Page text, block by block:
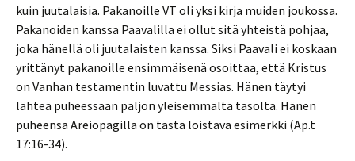
kuin juutalaisia. Pakanoille VT oli yksi kirja muiden joukossa.
Pakanoiden kanssa Paavalilla ei ollut sitä yhteistä pohjaa,
joka hänellä oli juutalaisten kanssa. Siksi Paavali ei koskaan
yrittänyt pakanoille ensimmäisenä osoittaa, että Kristus
on Vanhan testamentin luvattu Messias. Hänen täytyi
lähteä puheessaan paljon yleisemmältä tasolta. Hänen
puheensa Areiopagilla on tästä loistava esimerkki (Ap.t
17:16-34).